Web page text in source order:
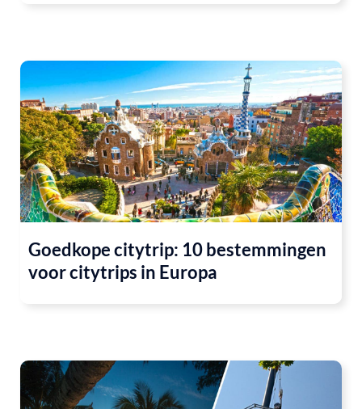
Goedkope citytrip: 10 bestemmingen
voor citytrips in Europa